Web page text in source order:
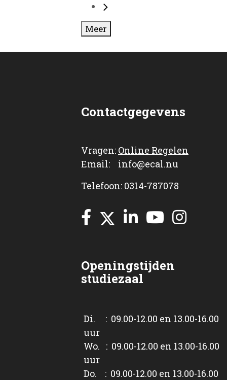
Meer
Contactgegevens
Vragen: Online Regelen
Email: info@ecal.nu
Telefoon: 0314-787078
Openingstijden
studiezaal
Di. : 09.00-12.00 en 13.00-16.00
uur
Wo. : 09.00-12.00 en 13.00-16.00
uur
Do. : 09.00-12.00 en 13.00-16.00